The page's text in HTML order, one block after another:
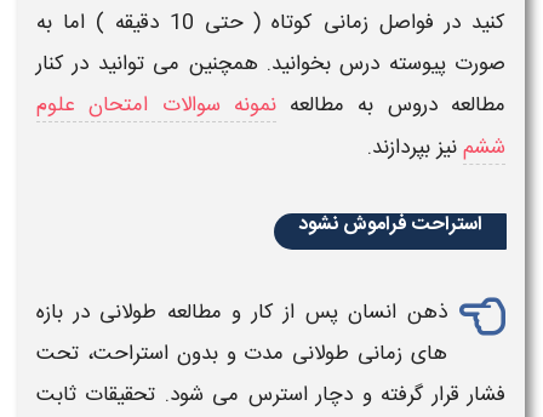
کنید در فواصل زمانی کوتاه ( حتی 10 دقیقه ) اما به
صورت پیوسته درسبخوانید. همچنین می توانید در کنار
مطالعه دروس به مطالعهنمونه سوالات امتحان علوم
ششمنیز بپردازند.
استراحت فراموش نشود
ذهن انسان پس از کار و مطالعه طولانی در بازه
های زمانی طولانی مدت و بدون استراحت، تحت
فشار قرار گرفته و دچار استرس می شود. تحقیقات ثابت